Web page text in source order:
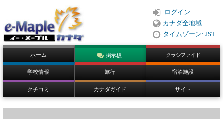
ログイン
カナダ全地域
タイムゾーン: JST
ホーム 掲示板 クラシファイド
学校情報 旅行 宿泊施設
クチコミ カナダガイド サイト